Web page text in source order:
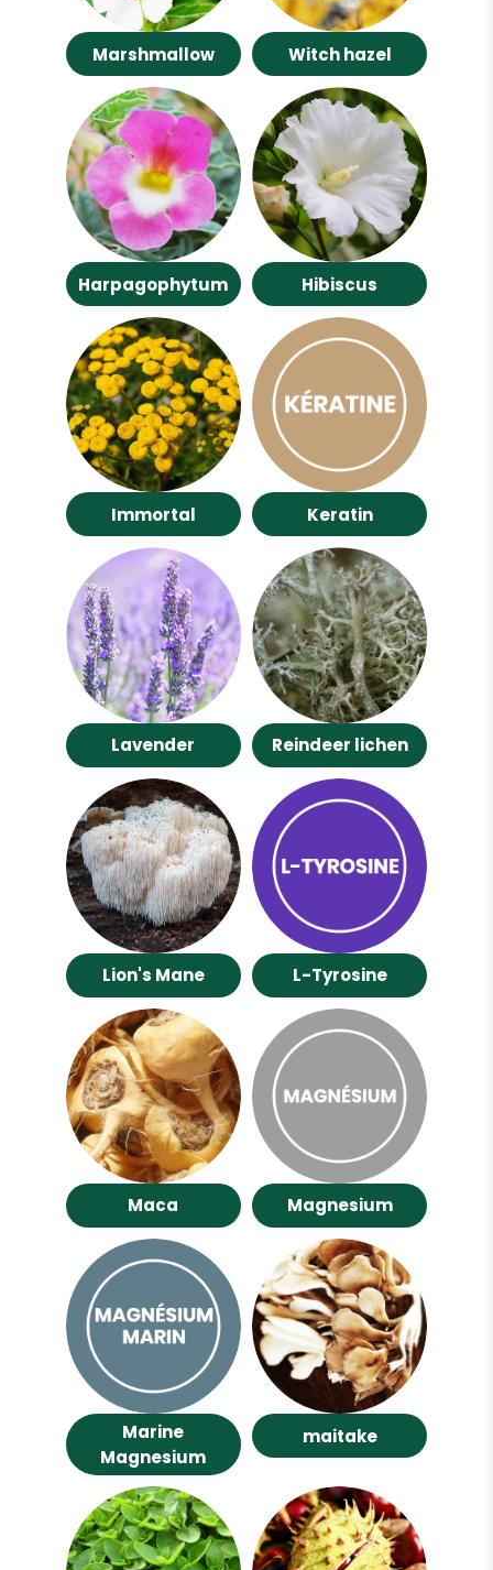
Marshmallow Witch hazel
Harpagophytum Hibiscus
Immortal Keratin
Lavender Reindeer lichen
Lion's Mane L-Tyrosine
Maca Magnesium
Marine
Magnesium
maitake